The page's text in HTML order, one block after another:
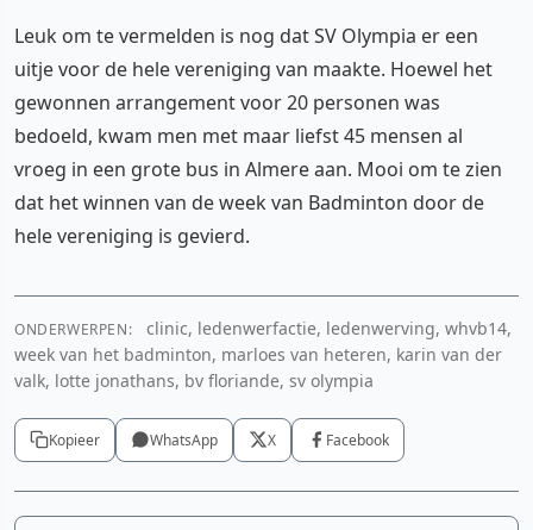
Leuk om te vermelden is nog dat SV Olympia er een
uitje voor de hele vereniging van maakte. Hoewel het
gewonnen arrangement voor 20 personen was
bedoeld, kwam men met maar liefst 45 mensen al
vroeg in een grote bus in Almere aan. Mooi om te zien
dat het winnen van de week van Badminton door de
hele vereniging is gevierd.
ONDERWERPEN:
clinic, ledenwerfactie, ledenwerving, whvb14,
week van het badminton, marloes van heteren, karin van der
valk, lotte jonathans, bv floriande, sv olympia
Kopieer WhatsApp X Facebook